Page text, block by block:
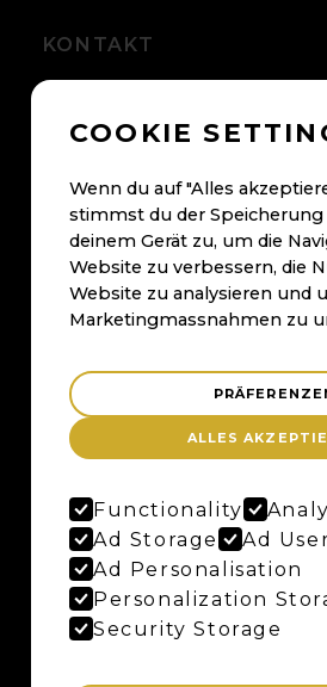
KONTAKT
kontakt@maybaum.ch
BADEN
Maybaum AG
Bruggerstrasse 37
5400 Baden
Anfahrtsplan
Google Maps
BERN
Maybaum AG
Uferweg 15
3013 Bern
COOKIE
Wenn du auf "Alles
stimmst du der Speicherung
deinem Gerät zu, um die
Website zu verbessern, die
Website zu analysieren und
Marketingmassnahmen zu
ALLES
Functionality
Ad Storage
Ad
Ad Personalisation
Personalization
Security Storage